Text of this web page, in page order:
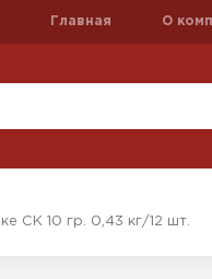
Главная О
СК 10 гр. 0,43 кг/12 шт.